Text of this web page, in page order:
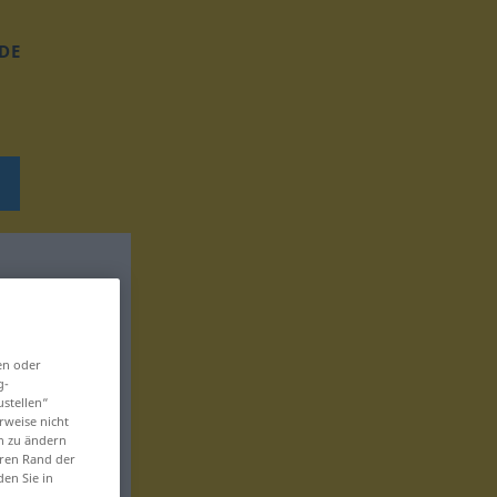
DE
oder
nicht
zu ändern
Rand der
Sie in